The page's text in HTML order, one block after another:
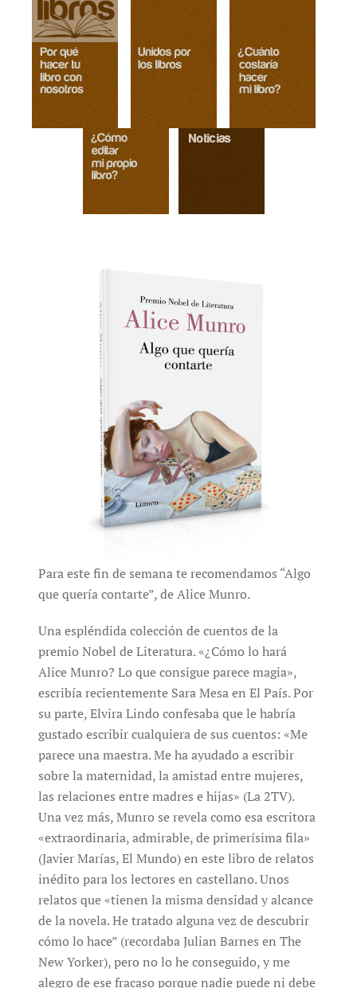
Para este fin de semana te recomendamos “Algo
que quería contarte”, de Alice Munro.
Una espléndida colección de cuentos de la
premio Nobel de Literatura. «¿Cómo lo hará
Alice Munro? Lo que consigue parece magia»,
escribía recientemente Sara Mesa en El País. Por
su parte, Elvira Lindo confesaba que le habría
gustado escribir cualquiera de sus cuentos: «Me
parece una maestra. Me ha ayudado a escribir
sobre la maternidad, la amistad entre mujeres,
las relaciones entre madres e hijas» (La 2TV).
Una vez más, Munro se revela como esa escritora
«extraordinaria, admirable, de primerísima fila»
(Javier Marías, El Mundo) en este libro de relatos
inédito para los lectores en castellano. Unos
relatos que «tienen la misma densidad y alcance
de la novela. He tratado alguna vez de descubrir
cómo lo hace” (recordaba Julian Barnes en The
New Yorker), pero no lo he conseguido, y me
alegro de ese fracaso porque nadie puede ni debe